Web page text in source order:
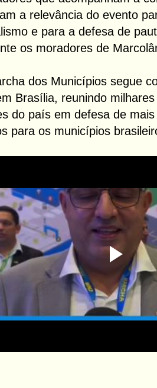
a relevância do evento
e para a defesa de
os moradores de
dos Municípios segue
Brasília, reunindo
do país em defesa de
para os municípios